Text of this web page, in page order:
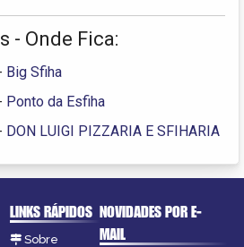
- Onde Fica:
Big Sfiha
Ponto da Esfiha
DON LUIGI PIZZARIA E SFIHARIA
LINKS RÁPIDOS
Sobre
NOVIDADES POR E-
MAIL